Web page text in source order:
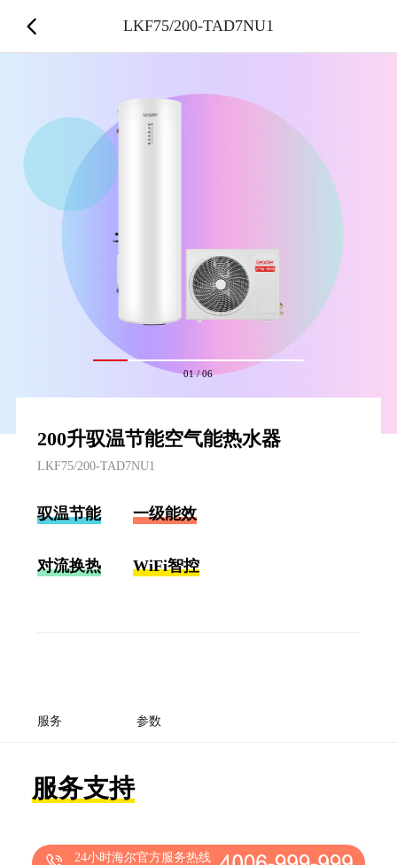
01/06
200升驭温节能空气能热水器
LKF75/200-TAD7NU1
驭温节能 一级能效
对流换热 WiFi智控
服务 参数
服务支持
24小时海尔官方服务热线
LKF75/200-TAD7NU1